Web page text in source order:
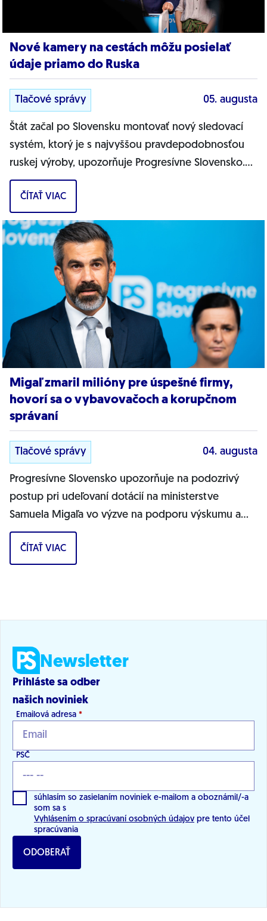
Nové kamery na cestách môžu posielať
údaje priamo do Ruska
Tlačové správy 05. augusta
Štát začal po Slovensku montovať nový sledovací
systém, ktorý je s najvyššou pravdepodobnosťou
ruskej výroby, upozorňuje Progresívne Slovensko.
Na našich cestách sa objavujú nové...
ČÍTAŤ VIAC
Migaľ zmaril milióny pre úspešné firmy,
hovorí sa o vybavovačoch a korupčnom
správaní
Tlačové správy 04. augusta
Progresívne Slovensko upozorňuje na podozrivý
postup pri udeľovaní dotácií na ministerstve
Samuela Migaľa vo výzve na podporu výskumu a
vývoja v oblasti digitálnej transformácie...
ČÍTAŤ VIAC
Newsletter
Prihláste sa odber
našich noviniek
Emailová adresa *
PSČ
súhlasím so zasielaním noviniek e-mailom a oboznámil/-a
som sa s
Vyhlásením o spracúvaní osobných údajov pre tento účel
spracúvania
ODOBERAŤ